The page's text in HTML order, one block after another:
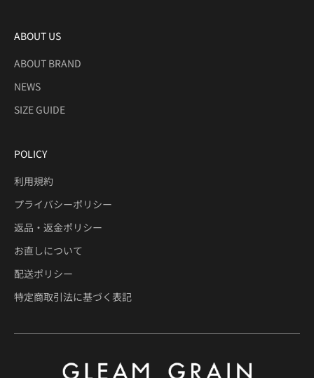
ABOUT US
ABOUT BRAND
NEWS
SIZE GUIDE
POLICY
利用規約
プライバシーポリシー
返品・返金ポリシー
お直しについて
配送ポリシー
特定商取引法に基づく表記